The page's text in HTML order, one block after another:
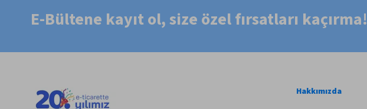
E-Bültene kayıt ol, size özel fırsatları kaçırma!
Hakkımızda